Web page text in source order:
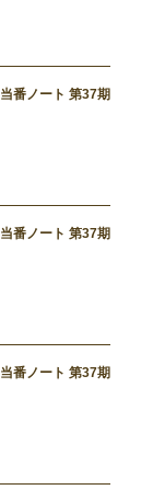
当番ノート 第37期
当番ノート 第37期
当番ノート 第37期